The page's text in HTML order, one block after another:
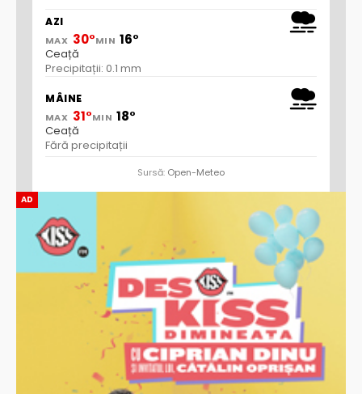
AD
AZI
MAX 30°MIN 16°
Ceață
Precipitații: 0.1 mm
MÂINE
MAX 31°MIN 18°
Ceață
Fără precipitații
Sursă: Open-Meteo